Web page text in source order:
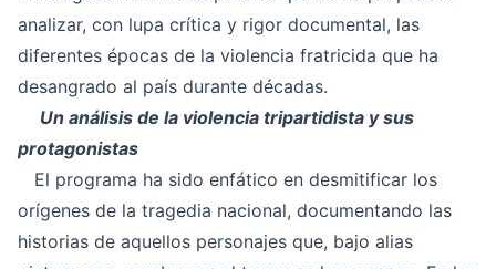
analizar, con lupa crítica y rigor documental, las
diferentes épocas de la violencia fratricida que ha
desangrado al país durante décadas.
Un análisis de la violencia tripartidista y sus
protagonistas
El programa ha sido enfático en desmitificar los
orígenes de la tragedia nacional, documentando las
historias de aquellos personajes que, bajo alias